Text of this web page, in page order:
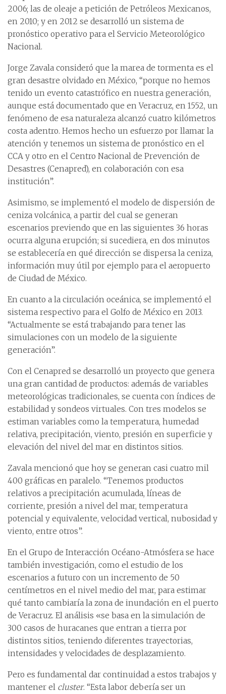
2006; las de oleaje a petición de Petróleos Mexicanos,
en 2010; y en 2012 se desarrolló un sistema de
pronóstico operativo para el Servicio Meteorológico
Nacional.
Jorge Zavala consideró que la marea de tormenta es el
gran desastre olvidado en México, “porque no hemos
tenido un evento catastrófico en nuestra generación,
aunque está documentado que en Veracruz, en 1552, un
fenómeno de esa naturaleza alcanzó cuatro kilómetros
costa adentro. Hemos hecho un esfuerzo por llamar la
atención y tenemos un sistema de pronóstico en el
CCA y otro en el Centro Nacional de Prevención de
Desastres (Cenapred), en colaboración con esa
institución”.
Asimismo, se implementó el modelo de dispersión de
ceniza volcánica, a partir del cual se generan
escenarios previendo que en las siguientes 36 horas
ocurra alguna erupción; si sucediera, en dos minutos
se establecería en qué dirección se dispersa la ceniza,
información muy útil por ejemplo para el aeropuerto
de Ciudad de México.
En cuanto a la circulación oceánica, se implementó el
sistema respectivo para el Golfo de México en 2013.
“Actualmente se está trabajando para tener las
simulaciones con un modelo de la siguiente
generación”.
Con el Cenapred se desarrolló un proyecto que genera
una gran cantidad de productos: además de variables
meteorológicas tradicionales, se cuenta con índices de
estabilidad y sondeos virtuales. Con tres modelos se
estiman variables como la temperatura, humedad
relativa, precipitación, viento, presión en superficie y
elevación del nivel del mar en distintos sitios.
Zavala mencionó que hoy se generan casi cuatro mil
400 gráficas en paralelo. “Tenemos productos
relativos a precipitación acumulada, líneas de
corriente, presión a nivel del mar, temperatura
potencial y equivalente, velocidad vertical, nubosidad y
viento, entre otros”.
En el Grupo de Interacción Océano-Atmósfera se hace
también investigación, como el estudio de los
escenarios a futuro con un incremento de 50
centímetros en el nivel medio del mar, para estimar
qué tanto cambiaría la zona de inundación en el puerto
de Veracruz. El análisis «se basa en la simulación de
300 casos de huracanes que entran a tierra por
distintos sitios, teniendo diferentes trayectorias,
intensidades y velocidades de desplazamiento.
Pero es fundamental dar continuidad a estos trabajos y
mantener el cluster. “Esta labor debería ser un